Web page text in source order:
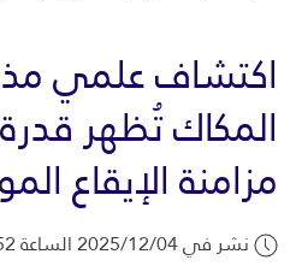
اكتشاف علمي
المكاك تُظهر
مزامنة الإيقاع
نشر في 2025/12/04 الساعة 9:52 ص